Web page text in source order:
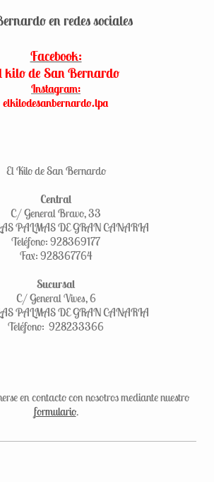
en redes sociales
Facebook:
kilo de San Bernardo
Instagram:
elkilodesanbernardo.lpa
El Kilo de San Bernardo
Central
C/ General Bravo, 33
PALMAS DE GRAN CANARIA
Teléfono: 928369177
Fax: 928367764
Sucursal
C/ General Vives, 6
PALMAS DE GRAN CANARIA
Teléfono: 928233366
en contacto con nosotros mediante nuestro
formulario.